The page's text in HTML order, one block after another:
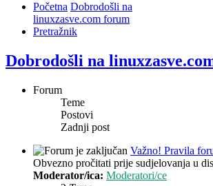
Početna Dobrodošli na
linuxzasve.com forum
Pretražnik
Dobrodošli na
Forum
Teme
Postovi
Zadnji post
Važno! Pravila
Obvezno pročitati prije sudjelovanja u
Moderator/ica: Moderatori/ce